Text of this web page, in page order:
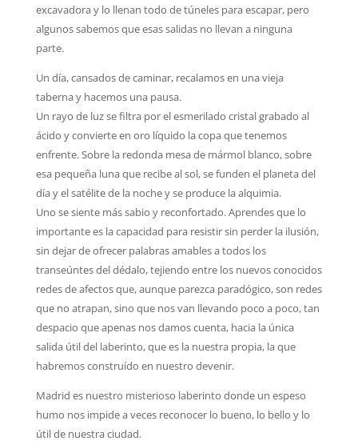
excavadora y lo llenan todo de túneles para escapar, pero
algunos sabemos que esas salidas no llevan a ninguna
parte.
Un día, cansados de caminar, recalamos en una vieja
taberna y hacemos una pausa.
Un rayo de luz se filtra por el esmerilado cristal grabado al
ácido y convierte en oro líquido la copa que tenemos
enfrente. Sobre la redonda mesa de mármol blanco, sobre
esa pequeña luna que recibe al sol, se funden el planeta del
día y el satélite de la noche y se produce la alquimia.
Uno se siente más sabio y reconfortado. Aprendes que lo
importante es la capacidad para resistir sin perder la ilusión,
sin dejar de ofrecer palabras amables a todos los
transeúntes del dédalo, tejiendo entre los nuevos conocidos
redes de afectos que, aunque parezca paradógico, son redes
que no atrapan, sino que nos van llevando poco a poco, tan
despacio que apenas nos damos cuenta, hacia la única
salida útil del laberinto, que es la nuestra propia, la que
habremos construído en nuestro devenir.
Madrid es nuestro misterioso laberinto donde un espeso
humo nos impide a veces reconocer lo bueno, lo bello y lo
útil de nuestra ciudad.